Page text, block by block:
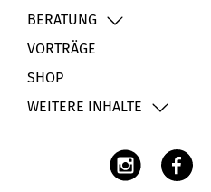
BERATUNG
VORTRÄGE
SHOP
WEITERE INHALTE